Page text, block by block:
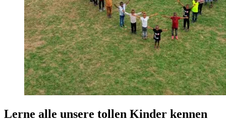
Lerne alle unsere tollen Kinder kennen